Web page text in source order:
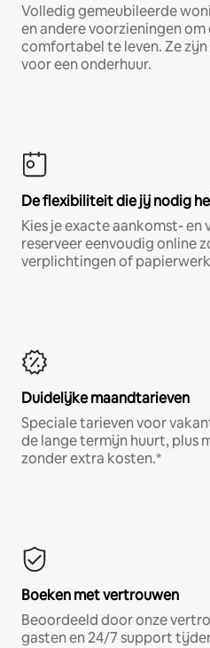
Volledig gemeubileerde
en andere voorzieningen
comfortabel te leven. Ze
voor een onderhuur.
De flexibiliteit die jij nodig
Kies je exacte aankomst-
reserveer eenvoudig online
verplichtingen of
Duidelijke maandtarieven
Speciale tarieven voor
de lange termijn huurt, plus
zonder extra kosten.*
Boeken met vertrouwen
Beoordeeld door onze
gasten en 24/7 support